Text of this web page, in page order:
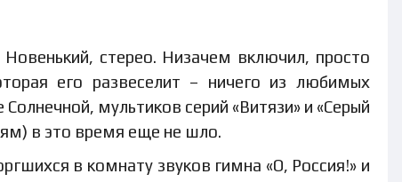
стерео. Низачем включил, просто
его развеселит – ничего из любимых
мультиков серий «Витязи» и «Серый
в это время еще не шло.
в комнату звуков гимна «О, Россия!» и